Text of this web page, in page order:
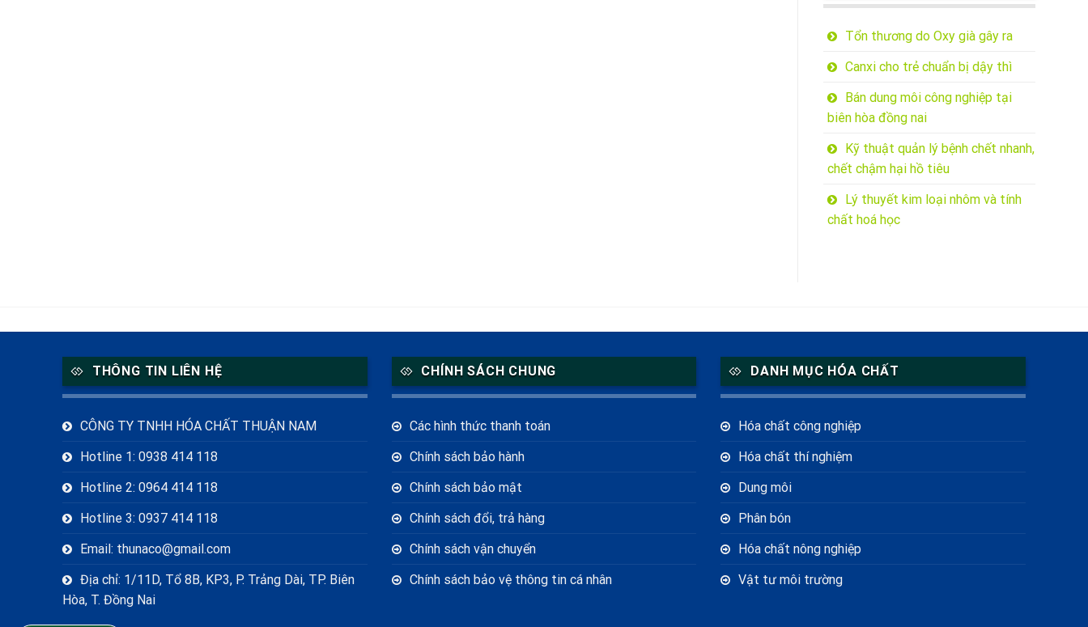
Tổn thương do Oxy già gây ra
Canxi cho trẻ chuẩn bị dậy thì
Bán dung môi công nghiệp tại
biên hòa đồng nai
Kỹ thuật quản lý bệnh chết nhanh,
chết chậm hại hồ tiêu
Lý thuyết kim loại nhôm và tính
chất hoá học
THÔNG TIN LIÊN HỆ
CÔNG TY TNHH HÓA CHẤT THUẬN NAM
Hotline 1: 0938 414 118
Hotline 2: 0964 414 118
Hotline 3: 0937 414 118
Email: thunaco@gmail.com
Địa chỉ: 1/11D, Tổ 8B, KP3, P. Trảng Dài, TP. Biên
Hòa, T. Đồng Nai
CHÍNH SÁCH CHUNG
Các hình thức thanh toán
Chính sách bảo hành
Chính sách bảo mật
Chính sách đổi, trả hàng
Chính sách vận chuyển
Chính sách bảo vệ thông tin cá nhân
DANH MỤC HÓA CHẤT
Hóa chất công nghiệp
Hóa chất thí nghiệm
Dung môi
Phân bón
Hóa chất nông nghiệp
Vật tư môi trường